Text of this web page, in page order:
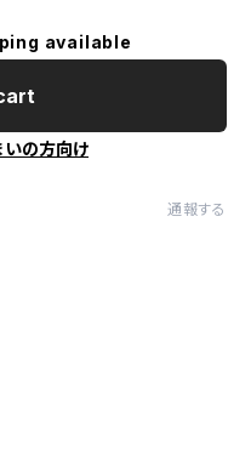
available
いの方向け
通報する